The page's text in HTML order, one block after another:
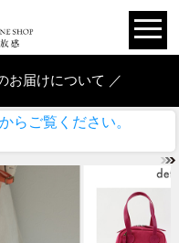
お届けについて ／
らご覧ください。